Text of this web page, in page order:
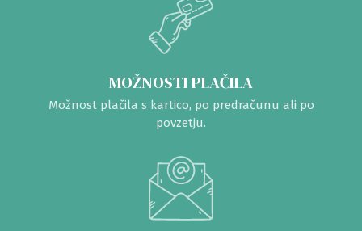
MOŽNOSTI PLAČILA
Možnost plačila s kartico, po predračunu ali po
povzetju.